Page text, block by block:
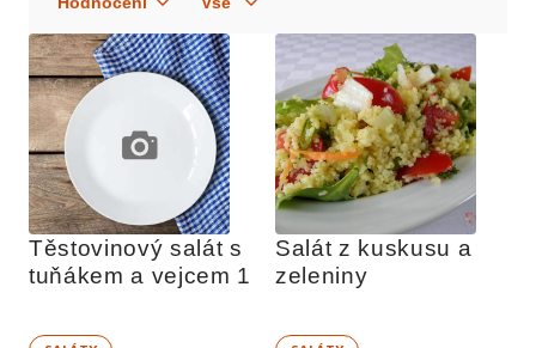
Těstovinový salát s
tuňákem a vejcem 1
Salát z kuskusu a
zeleniny